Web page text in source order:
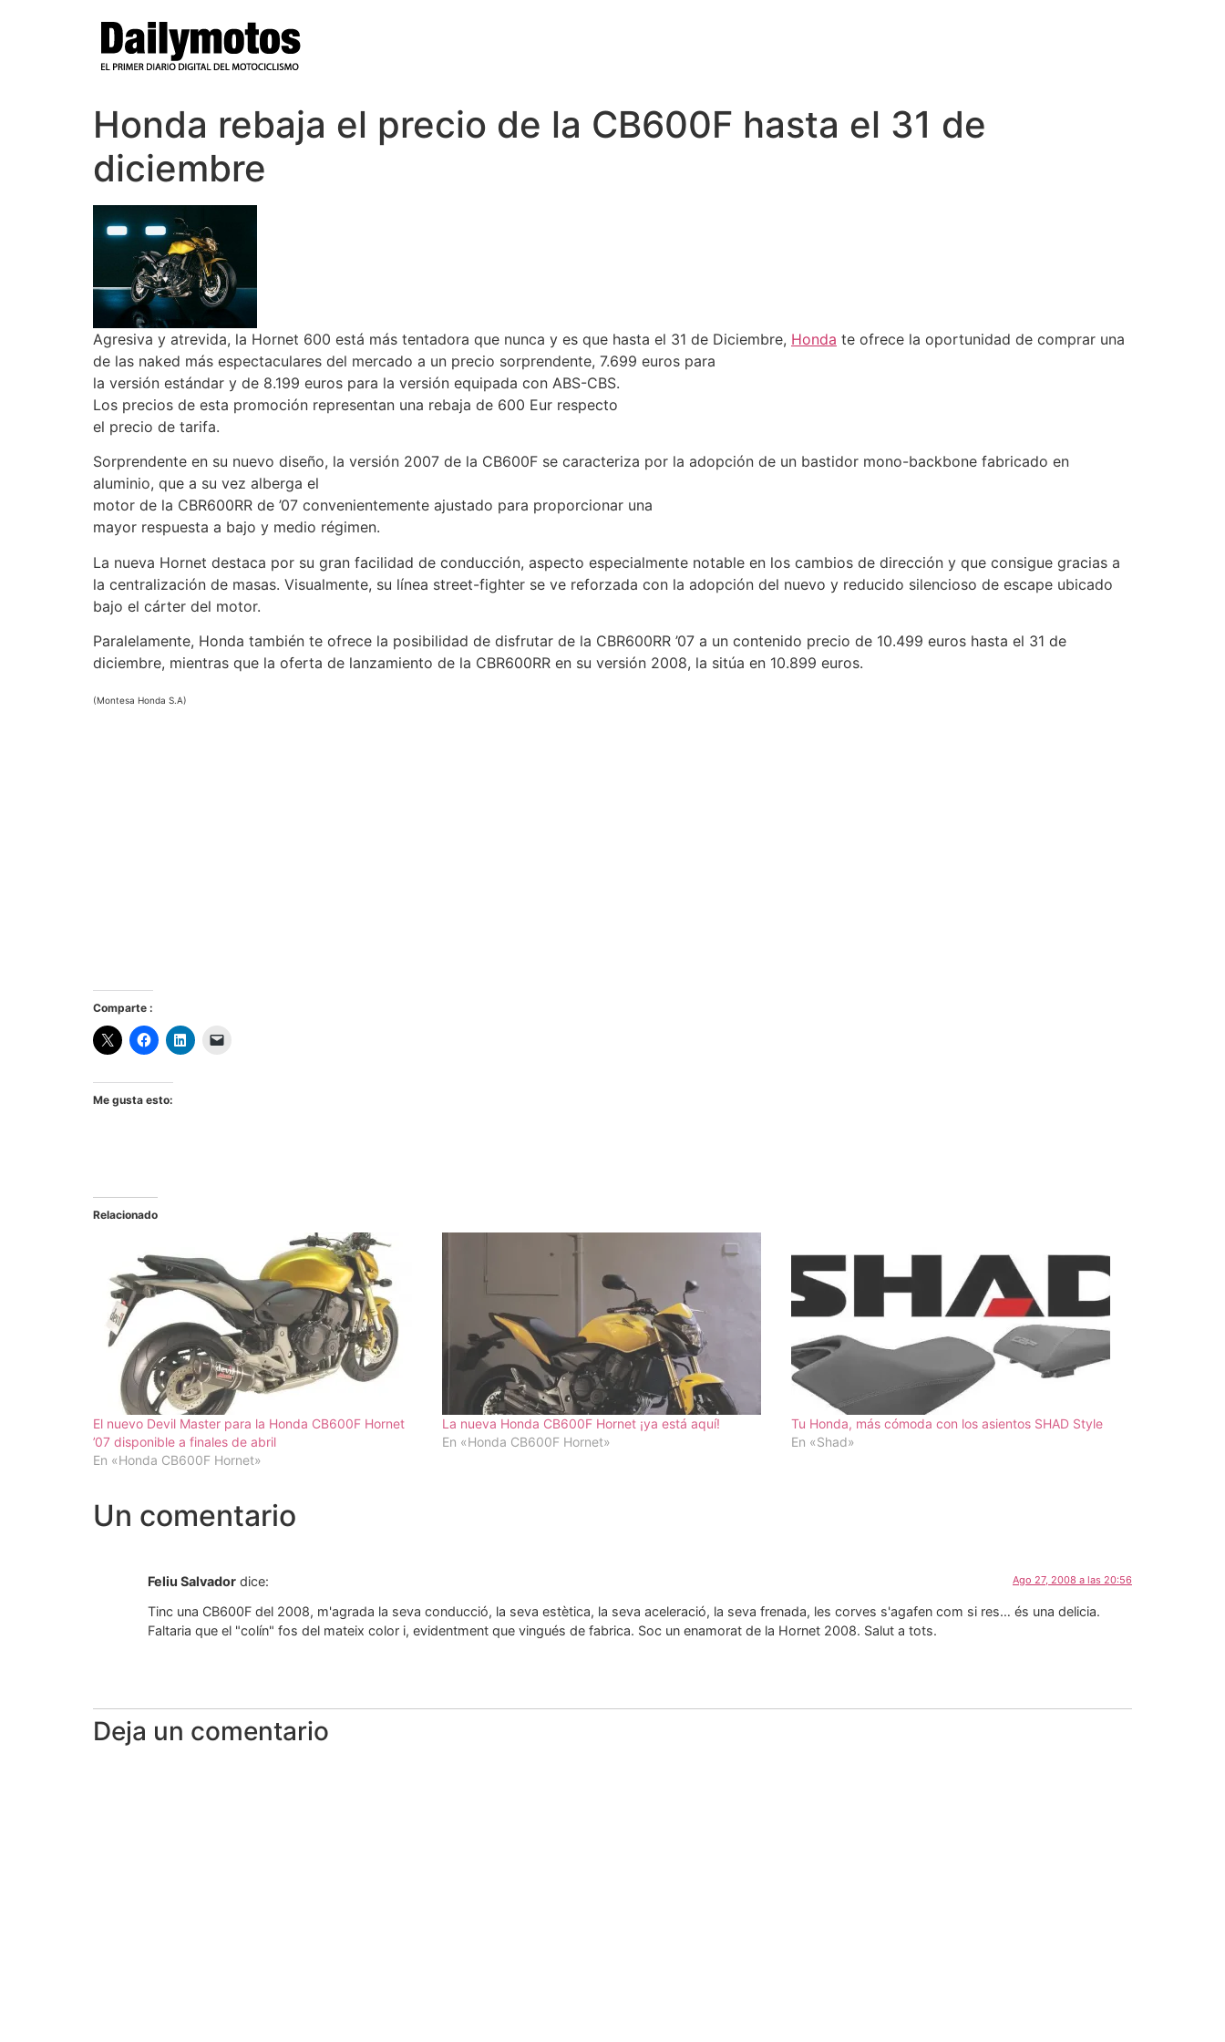
Honda rebaja el precio de la CB600F hasta el 31 de
diciembre
Agresiva y atrevida, la Hornet 600 está más tentadora que nunca y es que hasta el 31 de Diciembre, Honda te ofrece la oportunidad de comprar una
de las naked más espectaculares del mercado a un precio sorprendente, 7.699 euros para
la versión estándar y de 8.199 euros para la versión equipada con ABS-CBS.
Los precios de esta promoción representan una rebaja de 600 Eur respecto
el precio de tarifa.
Sorprendente en su nuevo diseño, la versión 2007 de la CB600F se caracteriza por la adopción de un bastidor mono-backbone fabricado en
aluminio, que a su vez alberga el
motor de la CBR600RR de ’07 convenientemente ajustado para proporcionar una
mayor respuesta a bajo y medio régimen.
La nueva Hornet destaca por su gran facilidad de conducción, aspecto especialmente notable en los cambios de dirección y que consigue gracias a
la centralización de masas. Visualmente, su línea street-fighter se ve reforzada con la adopción del nuevo y reducido silencioso de escape ubicado
bajo el cárter del motor.
Paralelamente, Honda también te ofrece la posibilidad de disfrutar de la CBR600RR ’07 a un contenido precio de 10.499 euros hasta el 31 de
diciembre, mientras que la oferta de lanzamiento de la CBR600RR en su versión 2008, la sitúa en 10.899 euros.
(Montesa Honda S.A)
Comparte :
Me gusta esto:
Relacionado
El nuevo Devil Master para la Honda CB600F Hornet
’07 disponible a finales de abril
En «Honda CB600F Hornet»
La nueva Honda CB600F Hornet ¡ya está aquí!
En «Honda CB600F Hornet»
Tu Honda, más cómoda con los asientos SHAD Style
En «Shad»
Un comentario
Feliu Salvador dice: Ago 27, 2008 a las 20:56
Tinc una CB600F del 2008, m'agrada la seva conducció, la seva estètica, la seva aceleració, la seva frenada, les corves s'agafen com si res… és una delicia.
Faltaria que el "colín" fos del mateix color i, evidentment que vingués de fabrica. Soc un enamorat de la Hornet 2008. Salut a tots.
Deja un comentario